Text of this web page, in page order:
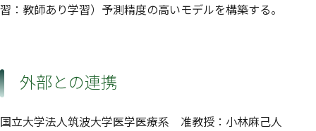
習：教師あり学習）予測精度の高いモデルを構築する。
外部との連携
国立大学法人筑波大学医学医療系 准教授：小林麻己人